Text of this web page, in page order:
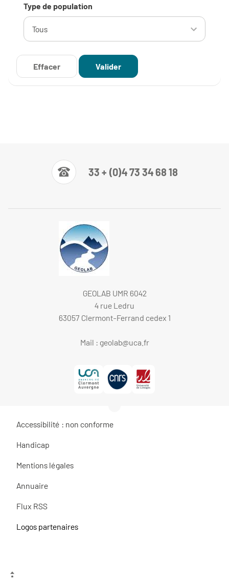
Type de population
33 + (0)4 73 34 68 18
GEOLAB UMR 6042
4 rue Ledru
63057 Clermont-Ferrand cedex 1
Mail : geolab@uca.fr
Accessibilité : non conforme
Handicap
Mentions légales
Annuaire
Flux RSS
Logos partenaires